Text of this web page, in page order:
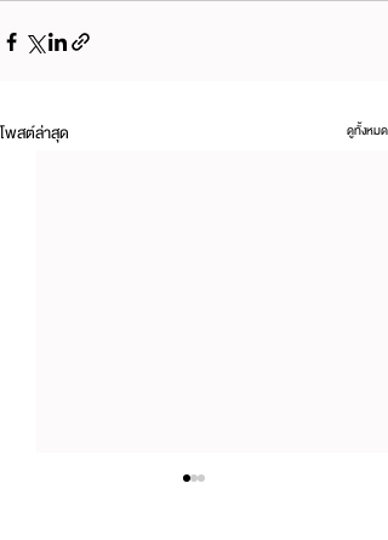
โพสต์ล่าสุด ดูทั้งหมด